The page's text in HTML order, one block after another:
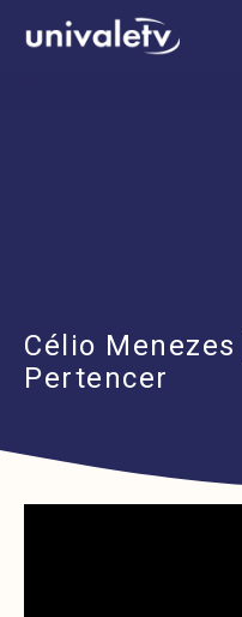
conteúdo
Célio
Pertencer